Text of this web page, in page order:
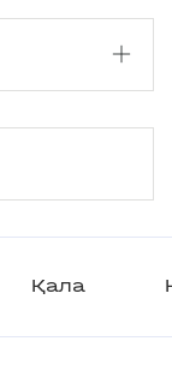
Қала